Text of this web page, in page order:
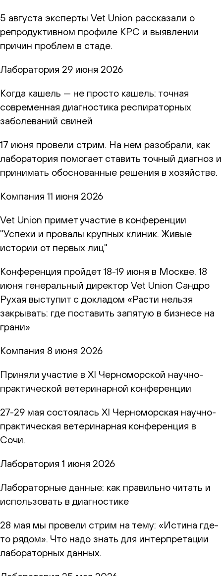
5 августа эксперты Vet Union рассказали о
репродуктивном профиле КРС и выявлении
причин проблем в стаде.
Лаборатория 29 июня 2026
Когда кашель — не просто кашель: точная
современная диагностика респираторных
заболеваний свиней
17 июня провели стрим. На нем разобрали, как
лаборатория помогает ставить точный диагноз и
принимать обоснованные решения в хозяйстве.
Компания 11 июня 2026
Vet Union примет участие в конференции
"Успехи и провалы крупных клиник. Живые
истории от первых лиц"
Конференция пройдет 18-19 июня в Москве. 18
июня генеральный директор Vet Union Сандро
Рухая выступит с докладом «Расти нельзя
закрывать: где поставить запятую в бизнесе на
грани»
Компания 8 июня 2026
Приняли участие в XI Черноморской научно-
практической ветеринарной конференции
27-29 мая состоялась XI Черноморская научно-
практическая ветеринарная конференция в
Сочи.
Лаборатория 1 июня 2026
Лабораторные данные: как правильно читать и
использовать в диагностике
28 мая мы провели стрим на тему: «Истина где-
то рядом». Что надо знать для интерпретации
лабораторных данных.